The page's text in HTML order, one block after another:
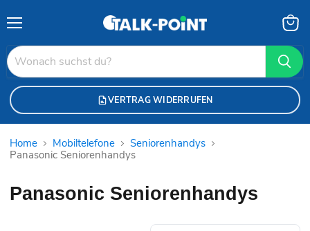
VERTRAG WIDERRUFEN
Home Mobiltelefone
Seniorenhandys
Panasonic Seniorenhandys
Panasonic Seniorenhandys